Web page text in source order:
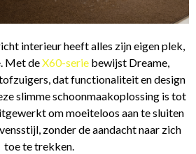
interieur heeft alles zijn eigen plek,
Met deX60-serie bewijst Dreame,
dat functionaliteit en design
slimme schoonmaakoplossing is tot
om moeiteloos aan te sluiten
zonder de aandacht naar zich
toe te trekken.